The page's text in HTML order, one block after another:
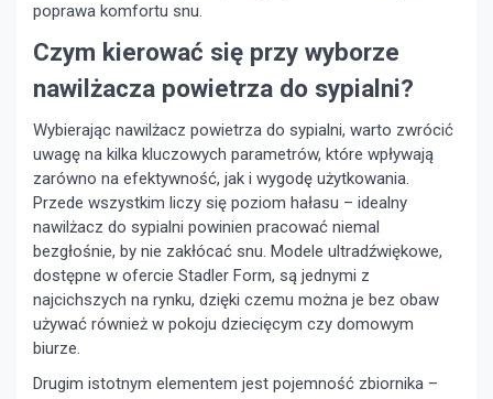
poprawa komfortu snu.
Czym kierować się przy wyborze
nawilżacza powietrza do sypialni?
Wybierając nawilżacz powietrza do sypialni, warto zwrócić
uwagę na kilka kluczowych parametrów, które wpływają
zarówno na efektywność, jak i wygodę użytkowania.
Przede wszystkim liczy się poziom hałasu – idealny
nawilżacz do sypialni powinien pracować niemal
bezgłośnie, by nie zakłócać snu. Modele ultradźwiękowe,
dostępne w ofercie Stadler Form, są jednymi z
najcichszych na rynku, dzięki czemu można je bez obaw
używać również w pokoju dziecięcym czy domowym
biurze.
Drugim istotnym elementem jest pojemność zbiornika –